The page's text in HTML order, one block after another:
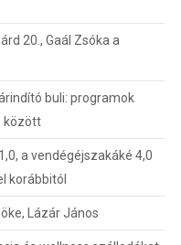
20., Gaál Zsóka a
buli: programok
között
a vendégéjszakáké 4,0
korábbitól
Lázár János